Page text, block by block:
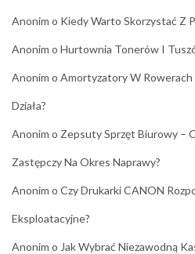
Anonim o Kiedy Warto Skorzystać Z
Anonim o Hurtownia Tonerów I
Anonim o Amortyzatory W
Działa?
Anonim o Zepsuty Sprzęt Biurowy –
Zastępczy Na Okres Naprawy?
Anonim o Czy Drukarki CANON
Eksploatacyjne?
Anonim o Jak Wybrać Niezawodną